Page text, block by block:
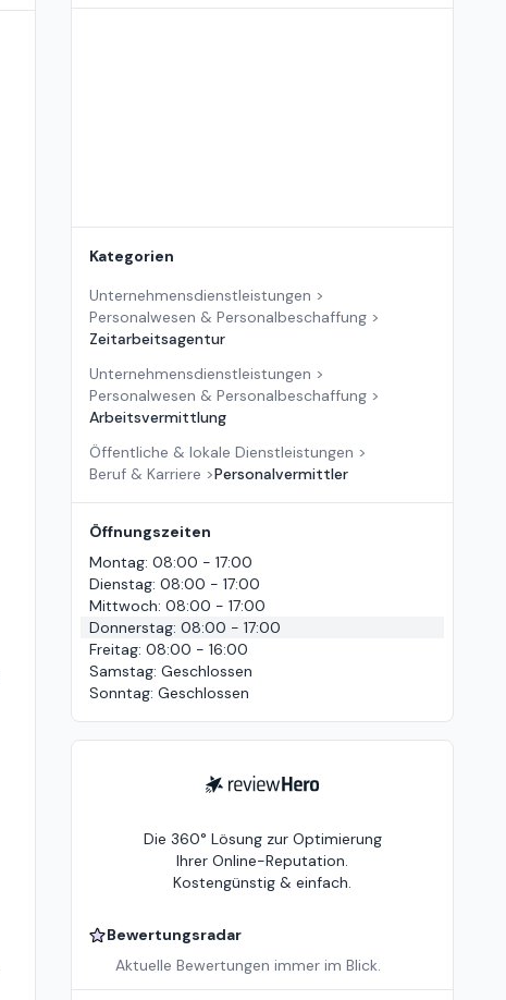
Kategorien
Unternehmensdienstleistungen >
Personalwesen & Personalbeschaffung >
Zeitarbeitsagentur
Unternehmensdienstleistungen >
Personalwesen & Personalbeschaffung >
Arbeitsvermittlung
Öffentliche & lokale Dienstleistungen >
Beruf & Karriere >Personalvermittler
Öffnungszeiten
Montag: 08:00 - 17:00
Dienstag: 08:00 - 17:00
Mittwoch: 08:00 - 17:00
Donnerstag: 08:00 - 17:00
Freitag: 08:00 - 16:00
Samstag: Geschlossen
Sonntag: Geschlossen
ReviewHero
Die 360° Lösung zur Optimierung
Ihrer Online-Reputation.
Kostengünstig & einfach.
Bewertungsradar
Aktuelle Bewertungen immer im Blick.